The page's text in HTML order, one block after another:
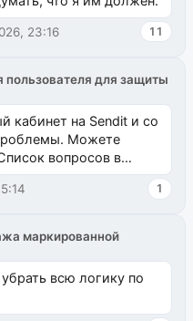
23:16 11
пользователя для защиты
кабинет на Sendit и со
Можете
вопросов в
пока пуст, и,...
1
маркированной
всю логику по